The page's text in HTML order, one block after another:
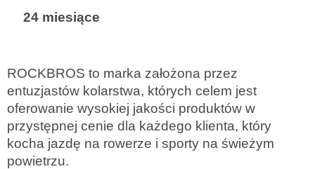
24 miesiące
ROCKBROS to marka założona przez
entuzjastów kolarstwa, których celem jest
oferowanie wysokiej jakości produktów w
przystępnej cenie dla każdego klienta, który
kocha jazdę na rowerze i sporty na świeżym
powietrzu.